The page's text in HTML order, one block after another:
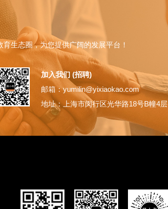
生态圈，为您提供广阔的发展平台！
加入我们 (招聘)
邮箱：yumilin@yixiaokao.com
地址：上海市闵行区光华路18号B幢4层